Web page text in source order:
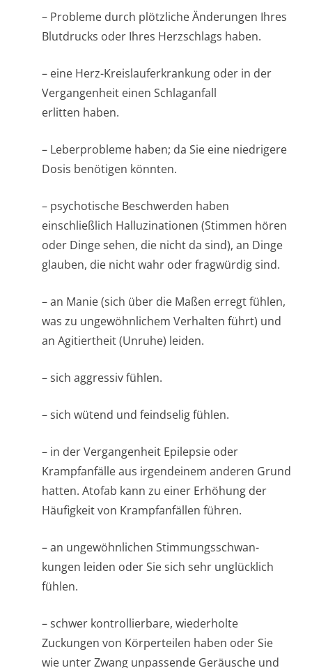
– Probleme durch plötzliche Änderungen Ihres
Blutdrucks oder Ihres Herzschlags haben.
– eine Herz-Kreislauferkrankung oder in der
Vergangenheit einen Schlaganfall
erlitten haben.
– Leberprobleme haben; da Sie eine niedrigere
Dosis benötigen könnten.
– psychotische Beschwerden haben
einschließlich Halluzinationen (Stimmen hören
oder Dinge sehen, die nicht da sind), an Dinge
glauben, die nicht wahr oder fragwürdig sind.
– an Manie (sich über die Maßen erregt fühlen,
was zu ungewöhnlichem Verhalten führt) und
an Agitiertheit (Unruhe) leiden.
– sich aggressiv fühlen.
– sich wütend und feindselig fühlen.
– in der Vergangenheit Epilepsie oder
Krampfanfälle aus irgendeinem anderen Grund
hatten. Atofab kann zu einer Erhöhung der
Häufigkeit von Krampfanfällen führen.
– an ungewöhnlichen Stimmungsschwan­
kungen leiden oder Sie sich sehr unglücklich
fühlen.
– schwer kontrollierbare, wiederholte
Zuckungen von Körperteilen haben oder Sie
wie unter Zwang unpassende Geräusche und